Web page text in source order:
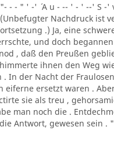
- - " ' -' ´ A u - -- ' - ' --' S -'
Nachdruck ist
.) Ja, eine
und doch
, daß den Preußen
ihnen den Weg
In der Nacht der
ersetzt waren .
sie als treu ,
man noch die .
Antwort, gewesen sein .